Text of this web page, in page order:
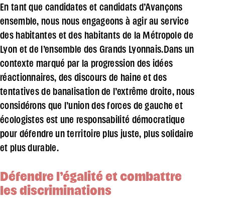
En tant que candidates et candidats d’Avançons
ensemble, nous nous engageons à agir au service
des habitantes et des habitants de la Métropole de
Lyon et de l’ensemble des Grands Lyonnais.Dans un
contexte marqué par la progression des idées
réactionnaires, des discours de haine et des
tentatives de banalisation de l’extrême droite, nous
considérons que l’union des forces de gauche et
écologistes est une responsabilité démocratique
pour défendre un territoire plus juste, plus solidaire
et plus durable.
Défendre l’égalité et combattre
les discriminations